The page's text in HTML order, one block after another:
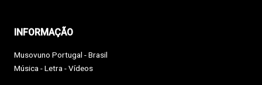
INFORMAÇÃO
Musovuno Portugal - Brasil
Música - Letra - Vídeos